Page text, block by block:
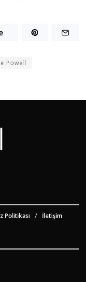
Powell
Politikası İletişim